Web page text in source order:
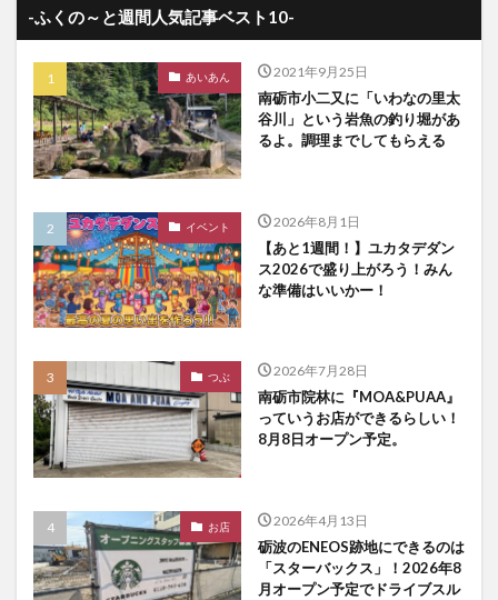
-ふくの～と週間人気記事ベスト10-
あいあん 2021年9月25日
南砺市小二又に「いわなの里太
谷川」という岩魚の釣り堀があ
るよ。調理までしてもらえる
イベント 2026年8月1日
【あと1週間！】ユカタデダン
ス2026で盛り上がろう！みん
な準備はいいかー！
つぶ 2026年7月28日
南砺市院林に『MOA&PUAA』
っていうお店ができるらしい！
8月8日オープン予定。
お店 2026年4月13日
砺波のENEOS跡地にできるのは
「スターバックス」！2026年8
月オープン予定でドライブスル